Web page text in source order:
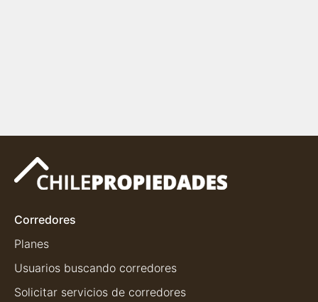
Corredores
Planes
Usuarios buscando corredores
Solicitar servicios de corredores